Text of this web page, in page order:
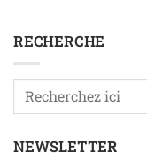
RECHERCHE
NEWSLETTER